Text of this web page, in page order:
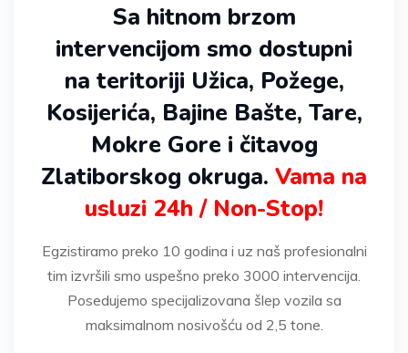
Sa hitnom brzom
intervencijom smo dostupni
na teritoriji Užica, Požege,
Kosijerića, Bajine Bašte, Tare,
Mokre Gore i čitavog
Zlatiborskog okruga. Vama na
usluzi 24h / Non-Stop!
Egzistiramo preko 10 godina i uz naš profesionalni
tim izvršili smo uspešno preko 3000 intervencija.
Posedujemo specijalizovana šlep vozila sa
maksimalnom nosivošću od 2,5 tone.